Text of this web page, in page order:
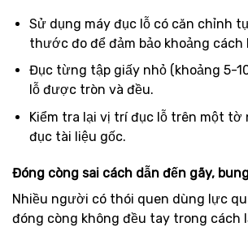
Sử dụng máy đục lỗ có căn chỉnh
thước đo để đảm bảo khoảng cách
Đục từng tập giấy nhỏ (khoảng 5-
lỗ được tròn và đều.
Kiểm tra lại vị trí đục lỗ trên một tờ
đục tài liệu gốc.
Đóng còng sai cách dẫn đến gãy,
Nhiều người có thói quen dùng lực
đóng còng không đều tay trong cách